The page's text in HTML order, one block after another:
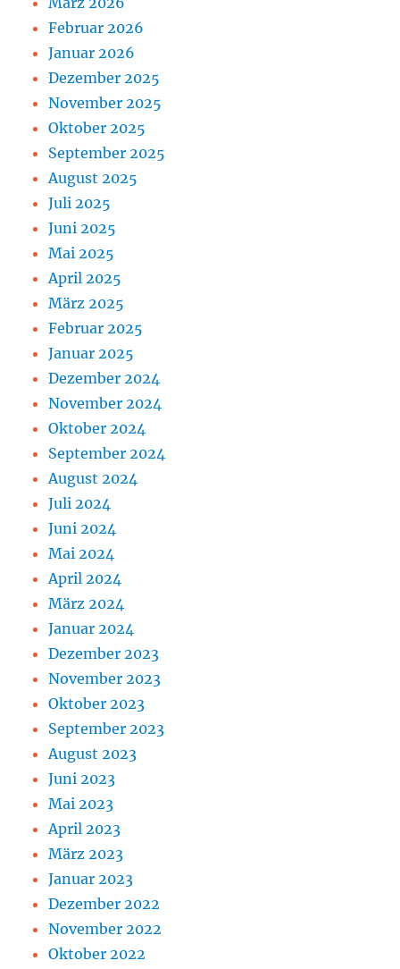
Februar 2026
Januar 2026
Dezember 2025
November 2025
Oktober 2025
September 2025
August 2025
Juli 2025
Juni 2025
Mai 2025
April 2025
März 2025
Februar 2025
Januar 2025
Dezember 2024
November 2024
Oktober 2024
September 2024
August 2024
Juli 2024
Juni 2024
Mai 2024
April 2024
März 2024
Januar 2024
Dezember 2023
November 2023
Oktober 2023
September 2023
August 2023
Juni 2023
Mai 2023
April 2023
März 2023
Januar 2023
Dezember 2022
November 2022
Oktober 2022